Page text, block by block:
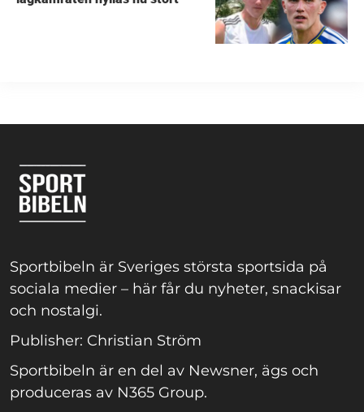
Sportbibeln är Sveriges största sportsida på
sociala medier – här får du nyheter, snackisar
och nostalgi.
Publisher: Christian Ström
Sportbibeln är en del av Newsner, ägs och
produceras av N365 Group.